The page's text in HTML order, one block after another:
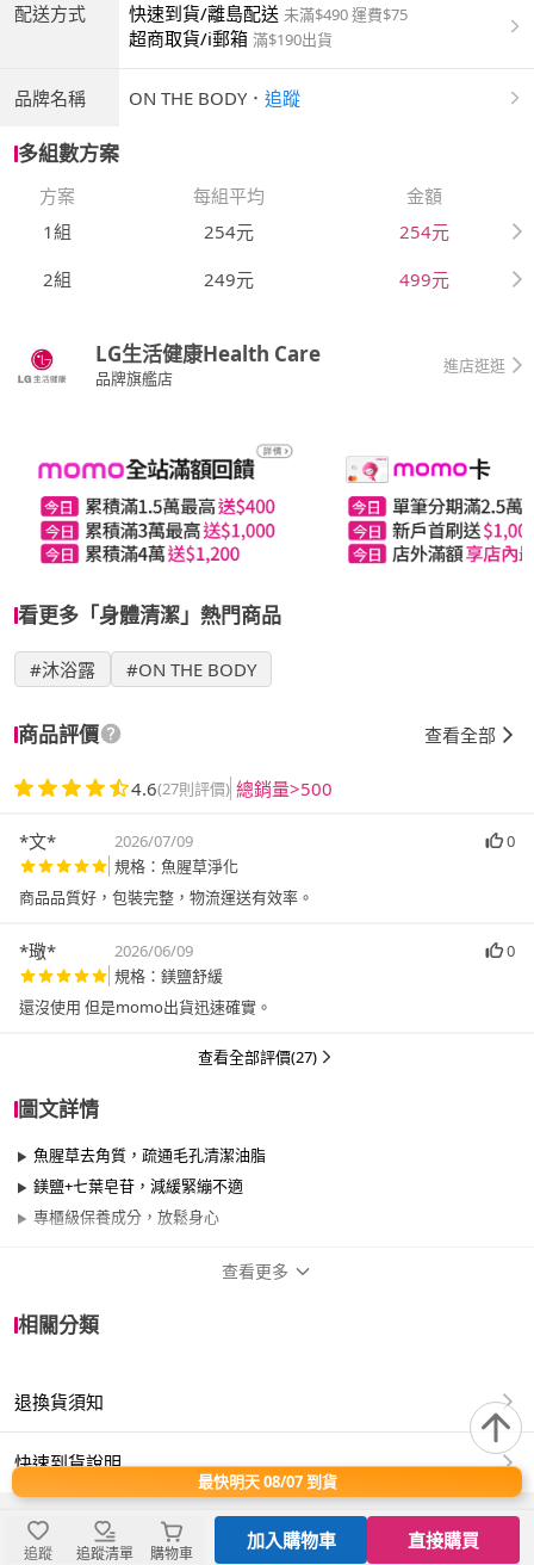
配送方式 快速到貨/離島配送 未滿$490 運費$75
超商取貨/i郵箱 滿$190出貨
品牌名稱 ON THE BODY ． 追蹤
多組數方案
方案 每組平均
金額
1組
254元
254元
2組
249元 499元
LG生活健康Health Care
品牌旗艦店
進店逛逛
看更多「身體清潔」熱門商品
#沐浴露 #ON THE BODY
商品評價 查看全部
4.6(27則評價) 總銷量>500
*文* 2026/07/09
0
規格：魚腥草淨化
商品品質好，包裝完整，物流運送有效率。
*璥* 2026/06/09
0
規格：鎂鹽舒緩
還沒使用 但是momo出貨迅速確實。
查看全部評價(27)
圖文詳情
魚腥草去角質，疏通毛孔清潔油脂
鎂鹽+七葉皂苷，減緩緊繃不適
專櫃級保養成分，放鬆身心
容量
適用於 全膚質適用
香味 果香、花香、清新
查看更多
相關分類
退換貨須知
快速到貨說明
最快明天 08/07 到貨
追蹤 追蹤清單 購物車
加入購物車 直接購買